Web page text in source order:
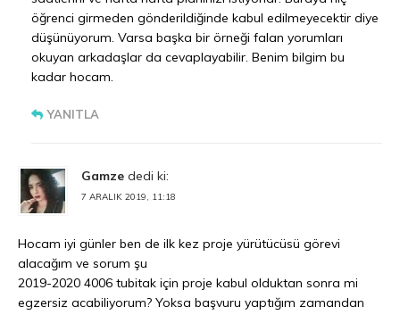
öğrenci girmeden gönderildiğinde kabul edilmeyecektir diye
düşünüyorum. Varsa başka bir örneği falan yorumları
okuyan arkadaşlar da cevaplayabilir. Benim bilgim bu
kadar hocam.
YANITLA
Gamze dedi ki:
7 ARALIK 2019, 11:18
Hocam iyi günler ben de ilk kez proje yürütücüsü görevi
alacağım ve sorum şu
2019-2020 4006 tubitak için proje kabul olduktan sonra mi
egzersiz acabiliyorum? Yoksa başvuru yaptığım zamandan